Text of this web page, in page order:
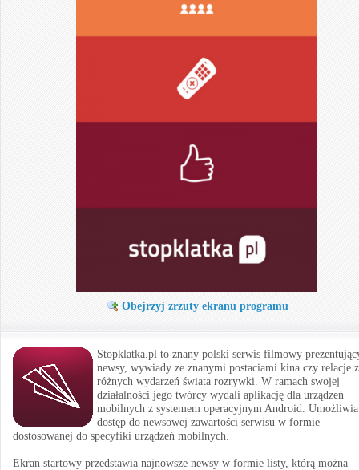
Obejrzyj zrzuty ekranu programu
Stopklatka.pl to znany polski serwis filmowy
newsy, wywiady ze znanymi postaciami kina czy relacje z
różnych wydarzeń świata rozrywki. W ramach swojej
działalności jego twórcy wydali aplikację dla urządzeń
mobilnych z systemem operacyjnym Android.
dostęp do newsowej zawartości serwisu w formie
dostosowanej do specyfiki urządzeń mobilnych.
Ekran startowy przedstawia najnowsze newsy w formie listy, którą można